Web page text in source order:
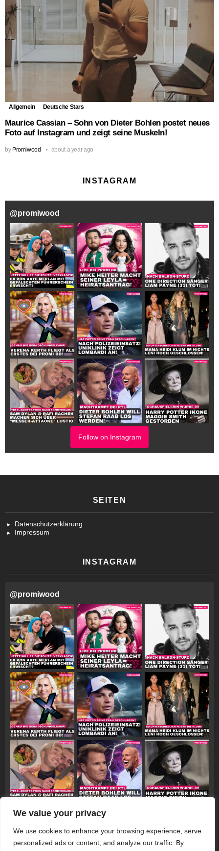
We value your privacy
We use cookies to enhance your browsing experience, serve
personalized ads or content, and analyze our traffic. By
Allgemein Deutsche Stars
Maurice Cassian – Sohn von Dieter Bohlen postet neues
Foto auf Instagram und zeigt seine Muskeln!
by Promiwood about a year ago
INSTAGRAM
@promiwood
Follow on Instagram
SEITEN
Datenschutzerklärung
Impressum
INSTAGRAM
@promiwood
Follow on Instagram